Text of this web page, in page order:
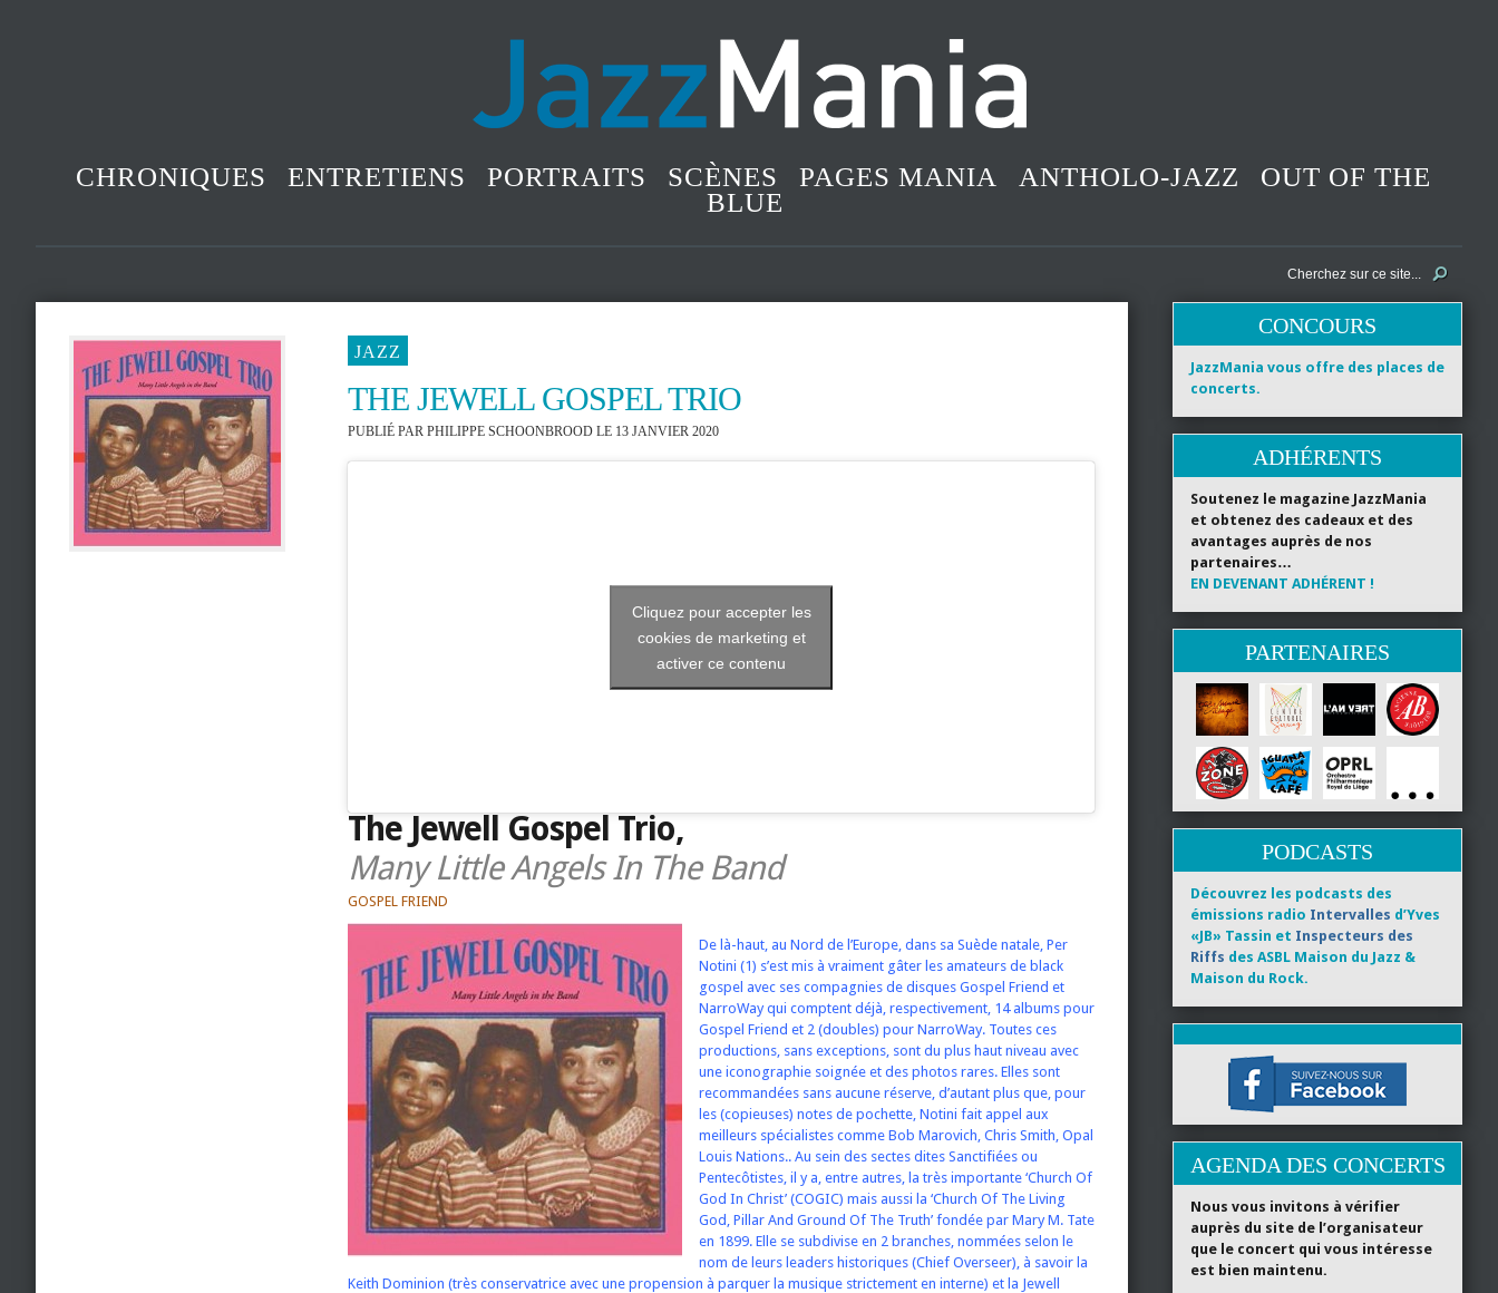
CHRONIQUES ENTRETIENS PORTRAITS SCÈNES PAGES MANIA ANTHOLO-JAZZ
OUT OF THE
BLUE
JAZZ
THE JEWELL GOSPEL TRIO
PUBLIÉ PAR PHILIPPE SCHOONBROOD LE 13 JANVIER 2020
Cliquez pour accepter les
cookies de marketing et
activer ce contenu
The Jewell Gospel Trio,
Many Little Angels In The Band
GOSPEL FRIEND
De là-haut, au Nord de l’Europe, dans sa Suède natale, Per
Notini (1) s’est mis à vraiment gâter les amateurs de black
gospel avec ses compagnies de disques Gospel Friend et
NarroWay qui comptent déjà, respectivement, 14 albums pour
Gospel Friend et 2 (doubles) pour NarroWay. Toutes ces
productions, sans exceptions, sont du plus haut niveau avec
une iconographie soignée et des photos rares. Elles sont
recommandées sans aucune réserve, d’autant plus que, pour
les (copieuses) notes de pochette, Notini fait appel aux
meilleurs spécialistes comme Bob Marovich, Chris Smith, Opal
Louis Nations.. Au sein des sectes dites Sanctifiées ou
Pentecôtistes, il y a, entre autres, la très importante ‘Church Of
God In Christ’ (COGIC) mais aussi la ‘Church Of The Living
God, Pillar And Ground Of The Truth’ fondée par Mary M. Tate
en 1899. Elle se subdivise en 2 branches, nommées selon le
nom de leurs leaders historiques (Chief Overseer), à savoir la
Keith Dominion (très conservatrice avec une propension à parquer la musique strictement en interne) et la Jewell
CONCOURS
JazzMania vous offre des places de
concerts.
ADHÉRENTS
Soutenez le magazine JazzMania
et obtenez des cadeaux et des
avantages auprès de nos
partenaires…
EN DEVENANT ADHÉRENT !
PARTENAIRES
PODCASTS
Découvrez les podcasts des
émissions radio Intervalles d’Yves
«JB» Tassin et Inspecteurs des
Riffs des ASBL Maison du Jazz &
Maison du Rock.
AGENDA DES CONCERTS
Nous vous invitons à vérifier
auprès du site de l’organisateur
que le concert qui vous intéresse
est bien maintenu.